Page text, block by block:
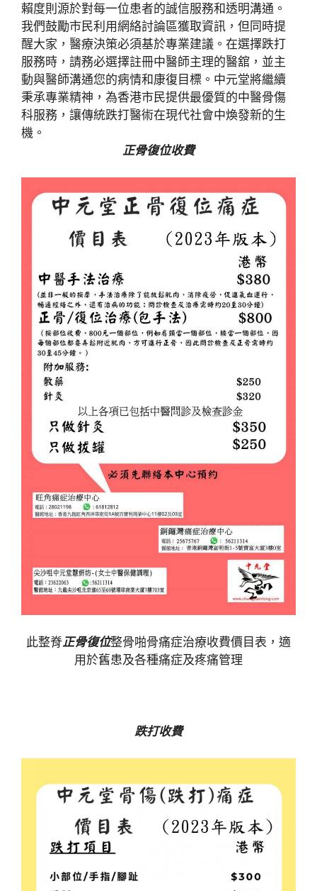
賴度則源於對每一位患者的誠信服務和透明溝通 。
我們鼓勵市民利用網絡討論區獲取資訊，但同時提
醒大家， 醫療決策必須基於專業建議 。在選擇跌打
服務時，請務必選擇註冊中醫師主理的醫舘，並主
動與醫師溝通您的病情和康復目標。 中元堂將繼續
秉承專業精神，為香港市民提供最優質的中醫骨傷
科服務，讓傳統跌打醫術在現代社會中煥發新的生
機。
正骨復位收費
此整脊正骨復位整骨啪骨痛症治療收費價目表，適
用於舊患及各種痛症及疼痛管理
跌打收費